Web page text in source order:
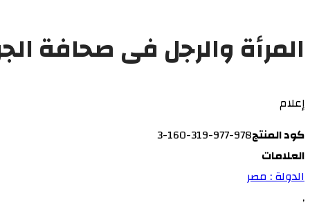
المرأة والرجل فى صحافة
إعلام
كود المنتج978-977-319-160-3
العلامات
الدولة : مصر
,